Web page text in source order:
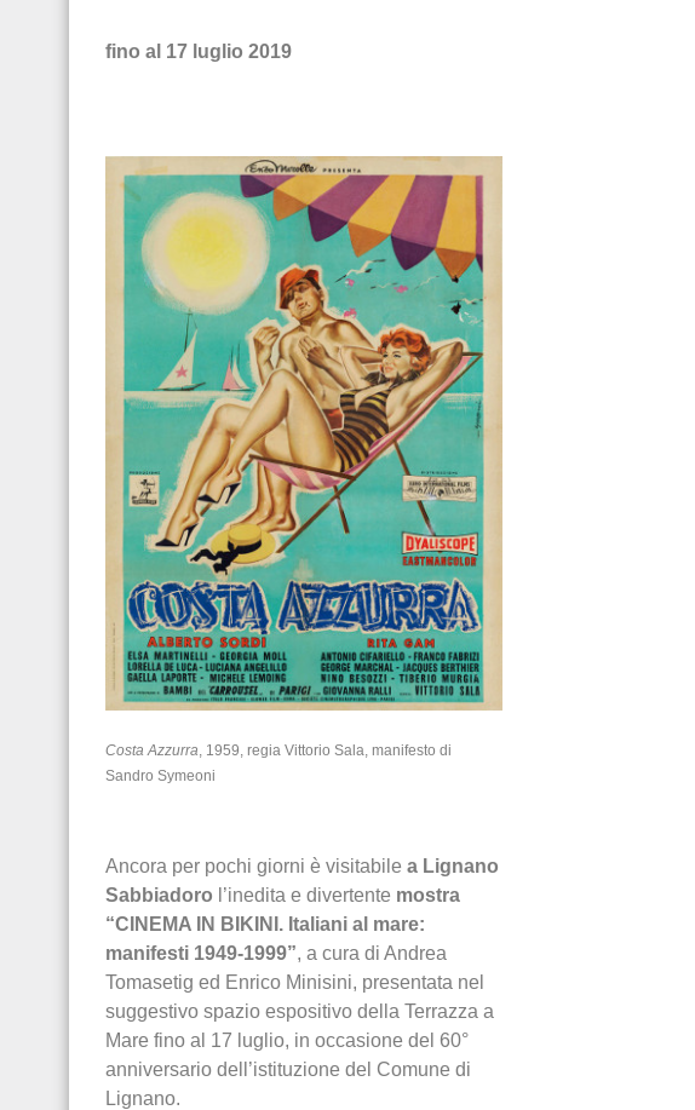
fino al 17 luglio 2019
Costa Azzurra , 1959, regia Vittorio Sala, manifesto di
Sandro Symeoni
Ancora per pochi giorni è visitabile a Lignano
Sabbiadoro l’inedita e divertente mostra
“CINEMA IN BIKINI. Italiani al mare:
manifesti ‪1949-1999‬”, a cura di Andrea
Tomasetig ed Enrico Minisini, presentata nel
suggestivo spazio espositivo della Terrazza a
Mare fino al 17 luglio, in occasione del 60°
anniversario dell’istituzione del Comune di
Lignano.